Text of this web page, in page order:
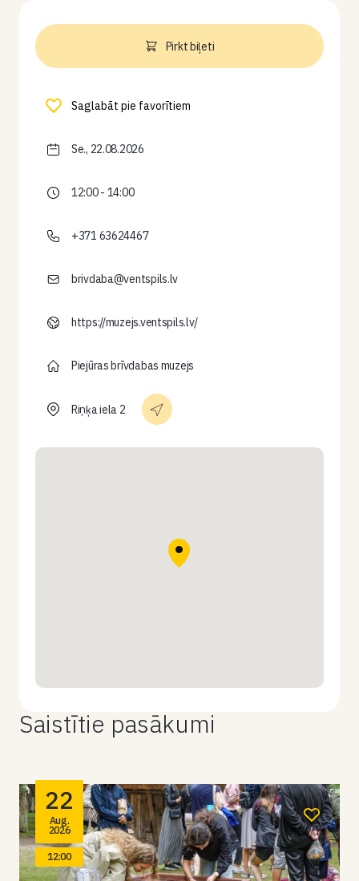
Pirkt biļeti
Saglabāt pie favorītiem
Se., 22.08.2026
12:00 - 14:00
+371 63624467
brivdaba@ventspils.lv
https://muzejs.ventspils.lv/
Piejūras brīvdabas muzejs
Riņķa iela 2
Saistītie pasākumi
22
Aug.
2026
12:00